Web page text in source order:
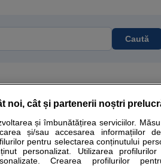
Caută
pe sfatulmedicului.ro au scop informativ si
informatia primita pe sfatulmedicului.ro
noi, cât și partenerii noștri
și îmbunătățirea serviciilor.
și/sau accesarea informațiilor
pentru selectarea conținutului
personalizat. Utilizarea
Crearea profilurilor